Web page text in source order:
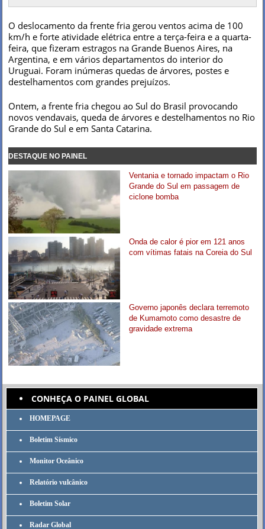
O deslocamento da frente fria gerou ventos acima de 100
km/h e forte atividade elétrica entre a terça-feira e a quarta-
feira, que fizeram estragos na Grande Buenos Aires, na
Argentina, e em vários departamentos do interior do
Uruguai. Foram inúmeras quedas de árvores, postes e
destelhamentos com grandes prejuízos.
Ontem, a frente fria chegou ao Sul do Brasil provocando
novos vendavais, queda de árvores e destelhamentos no Rio
Grande do Sul e em Santa Catarina.
DESTAQUE NO PAINEL
Ventania e tornado impactam o Rio
Grande do Sul em passagem de
ciclone bomba
Onda de calor é pior em 121 anos
com vítimas fatais na Coreia do Sul
Governo japonês declara terremoto
de Kumamoto como desastre de
gravidade extrema
CONHEÇA O PAINEL GLOBAL
HOMEPAGE
Boletim Sísmico
Monitor Oceânico
Relatório vulcânico
Boletim Solar
Radar Global